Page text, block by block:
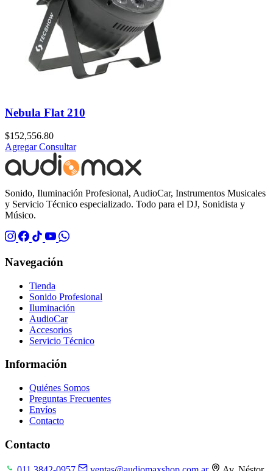
Nebula Flat 210
$152,556.80
AgregarConsultar
Sonido, Iluminación Profesional, AudioCar, Instrumentos Musicales
y Servicio Técnico especializado. Todo para el DJ, Sonidista y
Músico.
Navegación
Tienda
Sonido Profesional
Iluminación
AudioCar
Accesorios
Servicio Técnico
Información
Quiénes Somos
Preguntas Frecuentes
Envíos
Contacto
Contacto